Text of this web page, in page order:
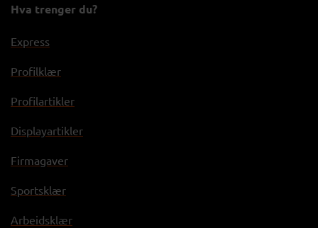
Hva trenger du?
Express
Profilklær
Profilartikler
Displayartikler
Firmagaver
Sportsklær
Arbeidsklær